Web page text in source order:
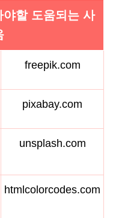
할 도움되는 사
freepik.com
pixabay.com
unsplash.com
htmlcolorcodes.com